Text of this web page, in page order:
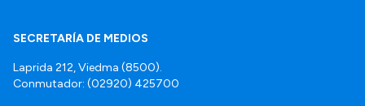
SECRETARÍA DE MEDIOS
Laprida 212, Viedma (8500).
Conmutador: (02920) 425700